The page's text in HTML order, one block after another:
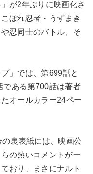
が2年ぶりに映画化さ
ぼれ忍者・うずまき
忍同士のバトル、そ
」では、第699話と
である第700話は著者
オールカラー24ペー
裏表紙には、映画公
の熱いコメントが一
おり、まさにナルト